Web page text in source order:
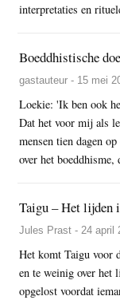
interpretaties en
Boeddhistische
gastauteur - 15 mei
Loekie: 'Ik ben ook
Dat het voor mij als
mensen tien dagen
over het boeddhisme,
Taigu – Het lijden
Jules Prast - 24 april
Het komt Taigu voor
en te weinig over het
opgelost voordat